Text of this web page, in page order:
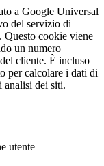
a Google Universal
del servizio di
Questo cookie viene
un numero
cliente. È incluso
per calcolare i dati di
analisi dei siti.
utente